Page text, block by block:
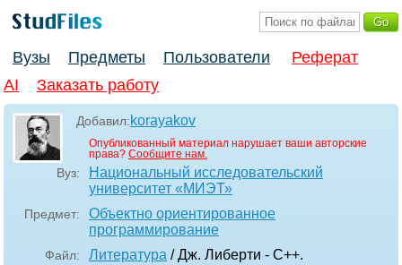
Вузы Предметы Пользователи
Реферат
AI
Заказать работу
Добавил:korayakov
Опубликованный материал нарушает ваши авторские
права? Сообщите нам.
Вуз:
Национальный исследовательский
университет «МИЭТ»
Предмет:
Объектно ориентированное
программирование
Файл: Литература / Дж. Либерти - С++.